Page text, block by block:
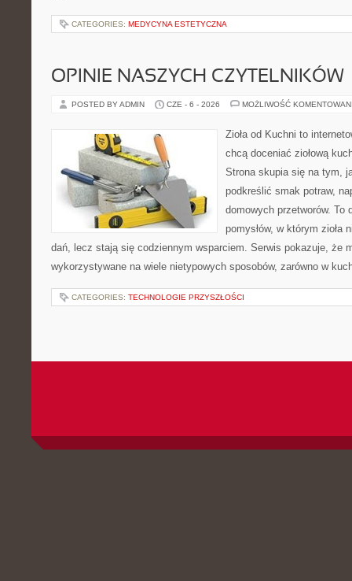
CATEGORIES: MEDYCYNA ESTETYCZNA
OPINIE NASZYCH CZYTELNIKÓW
POSTED BY ADMIN CZE - 6 - 2026 MOŻLIWOŚĆ
Zioła od Kuchni to
chcą doceniać ziołową
Strona skupia się na tym,
podkreślić smak potraw,
domowych przetworów. To
pomysłów, w którym zioła
dań, lecz stają się codziennym wsparciem. Serwis pokazuje, że
wykorzystywane na wiele nietypowych sposobów, zarówno w
CATEGORIES: TECHNOLOGIE PRZYSZŁOŚCI